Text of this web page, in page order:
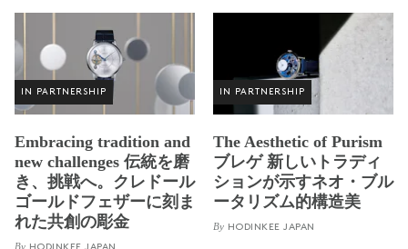
IN PARTNERSHIP
Embracing tradition and
new challenges 伝統を磨
き、挑戦へ。クレドール
ゴールドフェザーに刻ま
れた共創の彫金
By
IN PARTNERSHIP
The Aesthetic of Purism
ブレゲ 新しいトラディ
ションが示すネオ・ブル
ータリズム的構造美
By HODINKEE JAPAN